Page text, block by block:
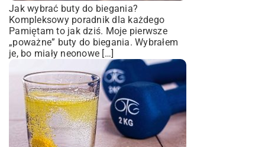
Jak wybrać buty do biegania?
Kompleksowy poradnik dla każdego
Pamiętam to jak dziś. Moje pierwsze
„poważne” buty do biegania. Wybrałem
je, bo miały neonowe […]